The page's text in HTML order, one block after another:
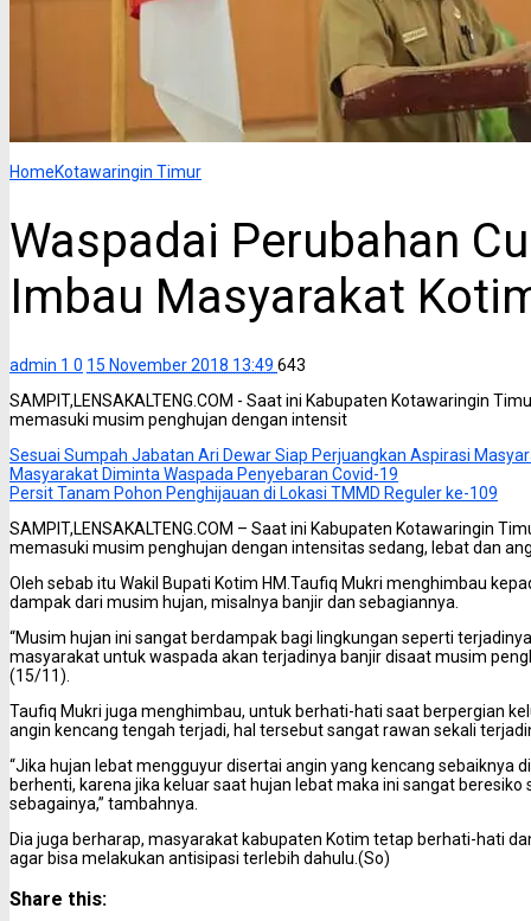
HomeKotawaringin Timur
Waspadai Perubahan
Imbau Masyarakat
admin 1 0 15 November 2018 13:49 643
SAMPIT,LENSAKALTENG.COM - Saat ini Kabupaten Kotawaringin
memasuki musim penghujan dengan intensit
Sesuai Sumpah Jabatan Ari Dewar Siap Perjuangkan Aspirasi
Masyarakat Diminta Waspada Penyebaran Covid-19
Persit Tanam Pohon Penghijauan di Lokasi TMMD Reguler ke-109
SAMPIT,LENSAKALTENG.COM – Saat ini Kabupaten Kotawaringin
memasuki musim penghujan dengan intensitas sedang, lebat dan
Oleh sebab itu Wakil Bupati Kotim HM.Taufiq Mukri menghimbau
dampak dari musim hujan, misalnya banjir dan sebagiannya.
“Musim hujan ini sangat berdampak bagi lingkungan seperti
masyarakat untuk waspada akan terjadinya banjir disaat musim
(15/11).
Taufiq Mukri juga menghimbau, untuk berhati-hati saat berpergian
angin kencang tengah terjadi, hal tersebut sangat rawan sekali
“Jika hujan lebat mengguyur disertai angin yang kencang sebaiknya
berhenti, karena jika keluar saat hujan lebat maka ini sangat
sebagainya,” tambahnya.
Dia juga berharap, masyarakat kabupaten Kotim tetap berhati-hati
agar bisa melakukan antisipasi terlebih dahulu.(So)
Share this: